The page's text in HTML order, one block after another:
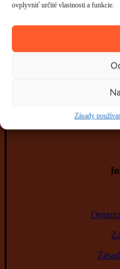
ovplyvniť určité vlastnosti a funkcie.
Zásady